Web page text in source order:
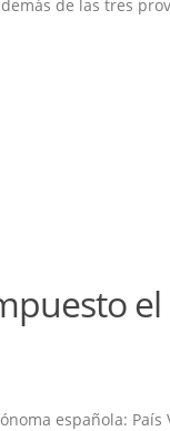
de las tres
el
española: País